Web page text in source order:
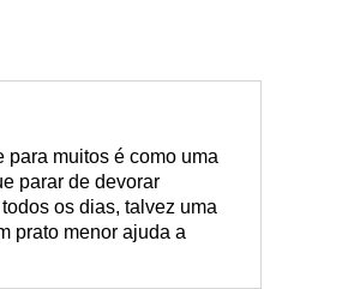
para muitos é como uma
parar de devorar
os dias, talvez uma
prato menor ajuda a